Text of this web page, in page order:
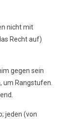
nicht mit
Recht auf)
gegen sein
um Rangstufen.
jeden (von